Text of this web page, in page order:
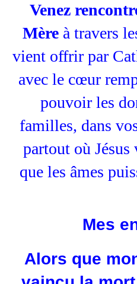
Venez
Mère à travers
vient offrir par
avec le cœur
pouvoir les
familles, dans
partout où
que les âmes
Mes
Alors que